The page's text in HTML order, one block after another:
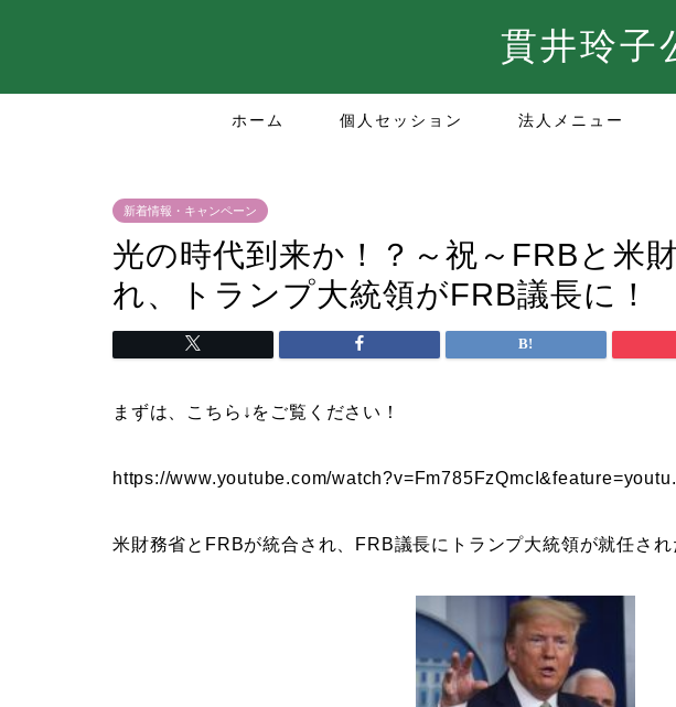
貫井玲子
ホーム 個人セッション 法人メニュー
新着情報・キャンペーン
光の時代到来か！？～祝～FRBと米
れ、トランプ大統領がFRB議長に！
まずは、こちら↓をご覧ください！
https://www.youtube.com/
米財務省とFRBが統合され、FRB議長にトランプ大統領が就任され